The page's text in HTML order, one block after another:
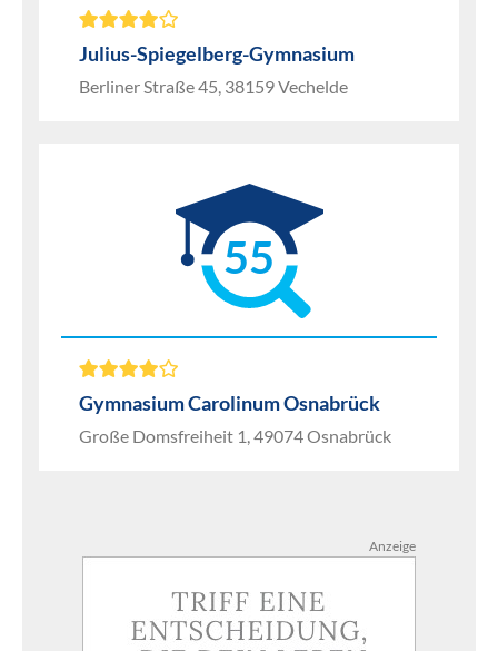
Julius-Spiegelberg-Gymnasium
Berliner Straße 45, 38159 Vechelde
55
Gymnasium Carolinum Osnabrück
Große Domsfreiheit 1, 49074 Osnabrück
Anzeige